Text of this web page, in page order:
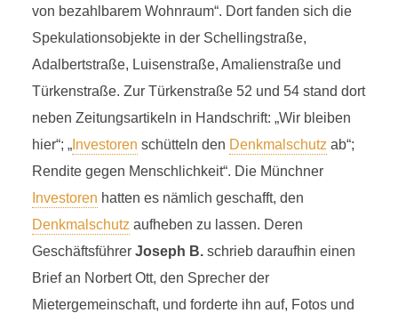
von bezahlbarem Wohnraum“. Dort fanden sich die
Spekulationsobjekte in der Schellingstraße,
Adalbertstraße, Luisenstraße, Amalienstraße und
Türkenstraße. Zur Türkenstraße 52 und 54 stand dort
neben Zeitungsartikeln in Handschrift: „Wir bleiben
hier“; „Investoren schütteln den Denkmalschutz ab“;
Rendite gegen Menschlichkeit“. Die Münchner
Investoren hatten es nämlich geschafft, den
Denkmalschutz aufheben zu lassen. Deren
Geschäftsführer Joseph B. schrieb daraufhin einen
Brief an Norbert Ott, den Sprecher der
Mietergemeinschaft, und forderte ihn auf, Fotos und